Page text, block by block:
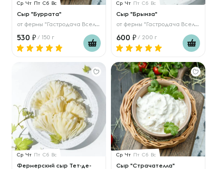
Ср Чт Пт Сб Вс
Сыр "Буррата"
от фермы "Гастродача Вселуг"
530 / 150 г
Ср Чт Пт Сб Вс
Сыр "Брынза"
от фермы "Гастродача Вселуг"
600 / 200 г
Ср Чт Пт Сб Вс
Фермерский сыр Тет-де-
Ср Чт Пт Сб Вс
Сыр "Страчателла"